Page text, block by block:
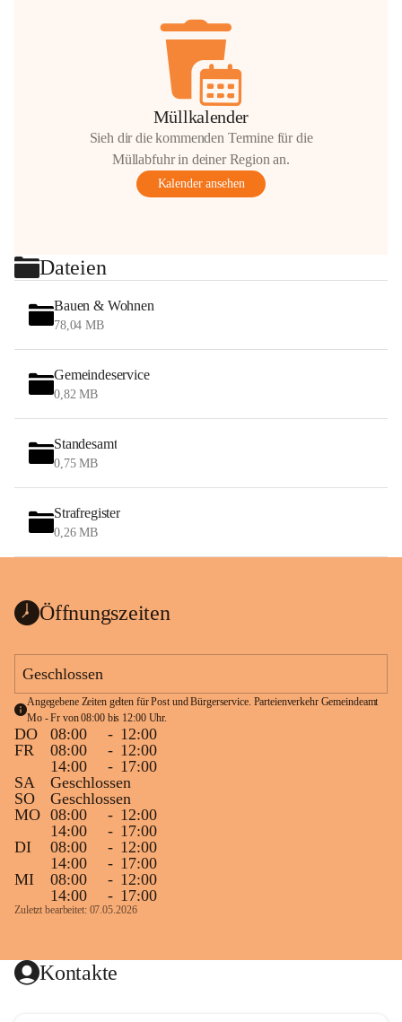
Müllkalender
Sieh dir die kommenden Termine für die
Müllabfuhr in deiner Region an.
Kalender ansehen
Dateien
Bauen & Wohnen
78,04 MB
Gemeindeservice
0,82 MB
Standesamt
0,75 MB
Strafregister
0,26 MB
Öffnungszeiten
Geschlossen
Angegebene Zeiten gelten für Post und Bürgerservice. Parteienverkehr Gemeindeamt
Mo - Fr von 08:00 bis 12:00 Uhr.
DO 08:00 - 12:00
FR
08:00 - 12:00
14:00
- 17:00
SA
Geschlossen
SO
Geschlossen
MO 08:00 - 12:00
14:00
- 17:00
DI
08:00 - 12:00
14:00
- 17:00
MI
08:00 - 12:00
14:00
- 17:00
Zuletzt bearbeitet: 07.05.2026
Kontakte